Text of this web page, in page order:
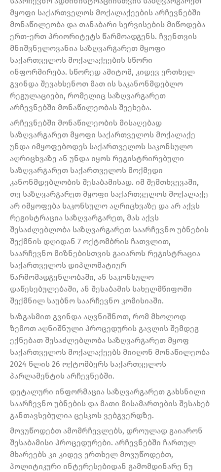
მყოფი საქართველოს მოქალაქეების არჩევნებში
მონაწილეობა და თანაბარი სერვისების მიწოდება
ერთ-ერთ პრიორიტეტს წარმოადგენს. ჩვენთვის
მნიშვნელოვანია საზღვარგარეთ მყოფი
საქართველოს მოქალაქეების სწორი
ინფორმირება. სწორედ ამიტომ, კიდევ ერთხელ
გვინდა შევახსენოთ მათ ის საკანონმდებლო
რეგულაციები, რომელიც საზღვარგარეთ
არჩევნებში მონაწილეობას შეეხება.
არჩევნებში მონაწილეობის მისაღებად
საზღვარგარეთ მყოფი საქართველოს მოქალაქე
უნდა იმყოფებოდეს საქართველოს საკონსულო
აღრიცხვაზე ან უნდა იყოს რეგისტრირებული
საზღვარგარეთ საქართველოს მოქმედი
კანონმდებლობის შესაბამისად. იმ შემთხვევაში,
თუ საზღვარგარეთ მყოფი საქართველოს მოქალაქე
არ იმყოფება საკონსულო აღრიცხვაზე და არ აქვს
რეგისტრაცია საზღვარგარეთ, მას აქვს
შესაძლებლობა საზღვარგარეთ საარჩევნო უბნების
შექმნის დღიდან 7 ოქტომბრის ჩათვლით,
საარჩევნო მიზნებისთვის გაიაროს რეგისტრაცია
საქართველოს დიპლომატიურ
წარმომადგენლობაში, ან საკონსულო
დაწესებულებაში, ან შესაბამის სახელმწიფოში
შექმნილ საუბნო საარჩევნო კომისიაში.
ხაზგასმით გვინდა აღვნიშნოთ, რომ მხოლოდ
ზემოთ აღნიშნული პროცედურის გავლის შემდეგ
ექნებათ შესაძლებლობა საზღვარგარეთ მყოფ
საქართველოს მოქალაქეებს მიიღონ მონაწილეობა
2024 წლის 26 ოქტომბერს საქართველოს
პარლამენტის არჩევნებში.
დეტალური ინფორმაცია საზღვარგარეთ გახსნილი
საარჩევნო უბნების და მათი მისამართების შესახებ
განთავსებულია ცესკოს ვებგვერდზე.
მოვუწოდებთ ამომრჩევლებს, დროულად გაიარონ
შესაბამისი პროცედურები. არჩევნებში ჩართულ
მხარეებს კი კიდევ ერთხელ მოვუწოდებთ,
პოლიტიკური ინტერესებიდან გამომდინარე ნუ